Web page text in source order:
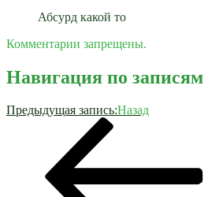
Абсурд какой то
Комментарии запрещены.
Навигация по записям
Предыдущая запись:Назад